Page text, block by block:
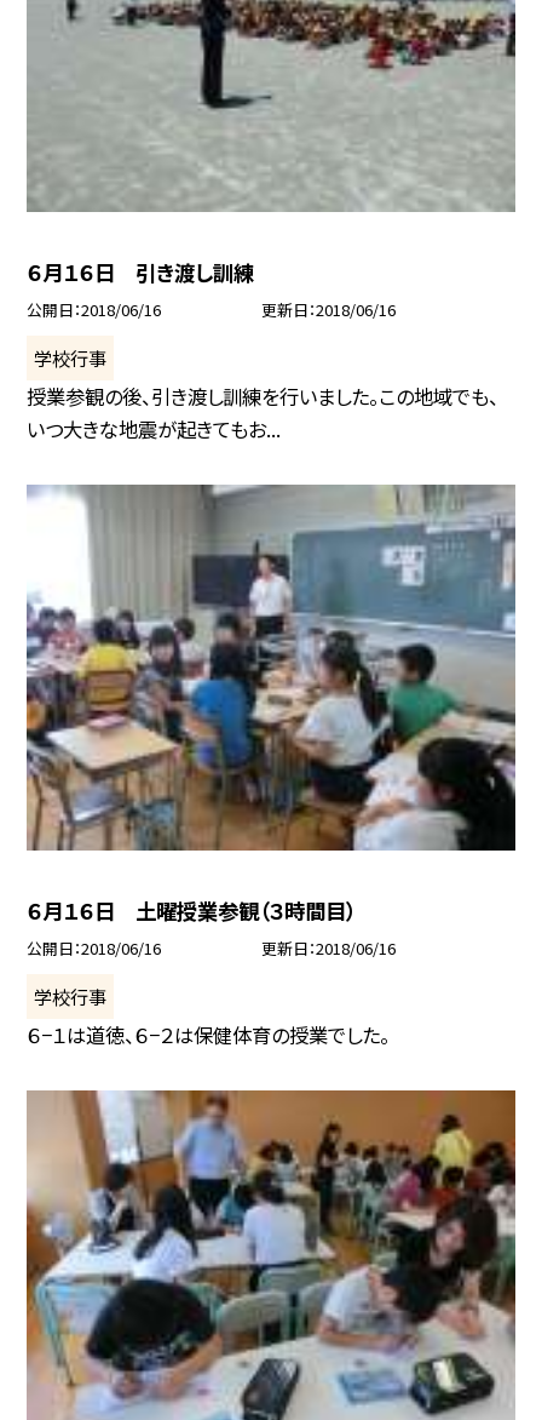
６月１６日 引き渡し訓練
公開日 2018/06/16 更新日 2018/06/16
学校行事
授業参観の後、引き渡し訓練を行いました。この地域でも、
いつ大きな地震が起きてもお...
６月１６日 土曜授業参観（３時間目）
公開日 2018/06/16 更新日 2018/06/16
学校行事
６−１は道徳、６−２は保健体育の授業でした。